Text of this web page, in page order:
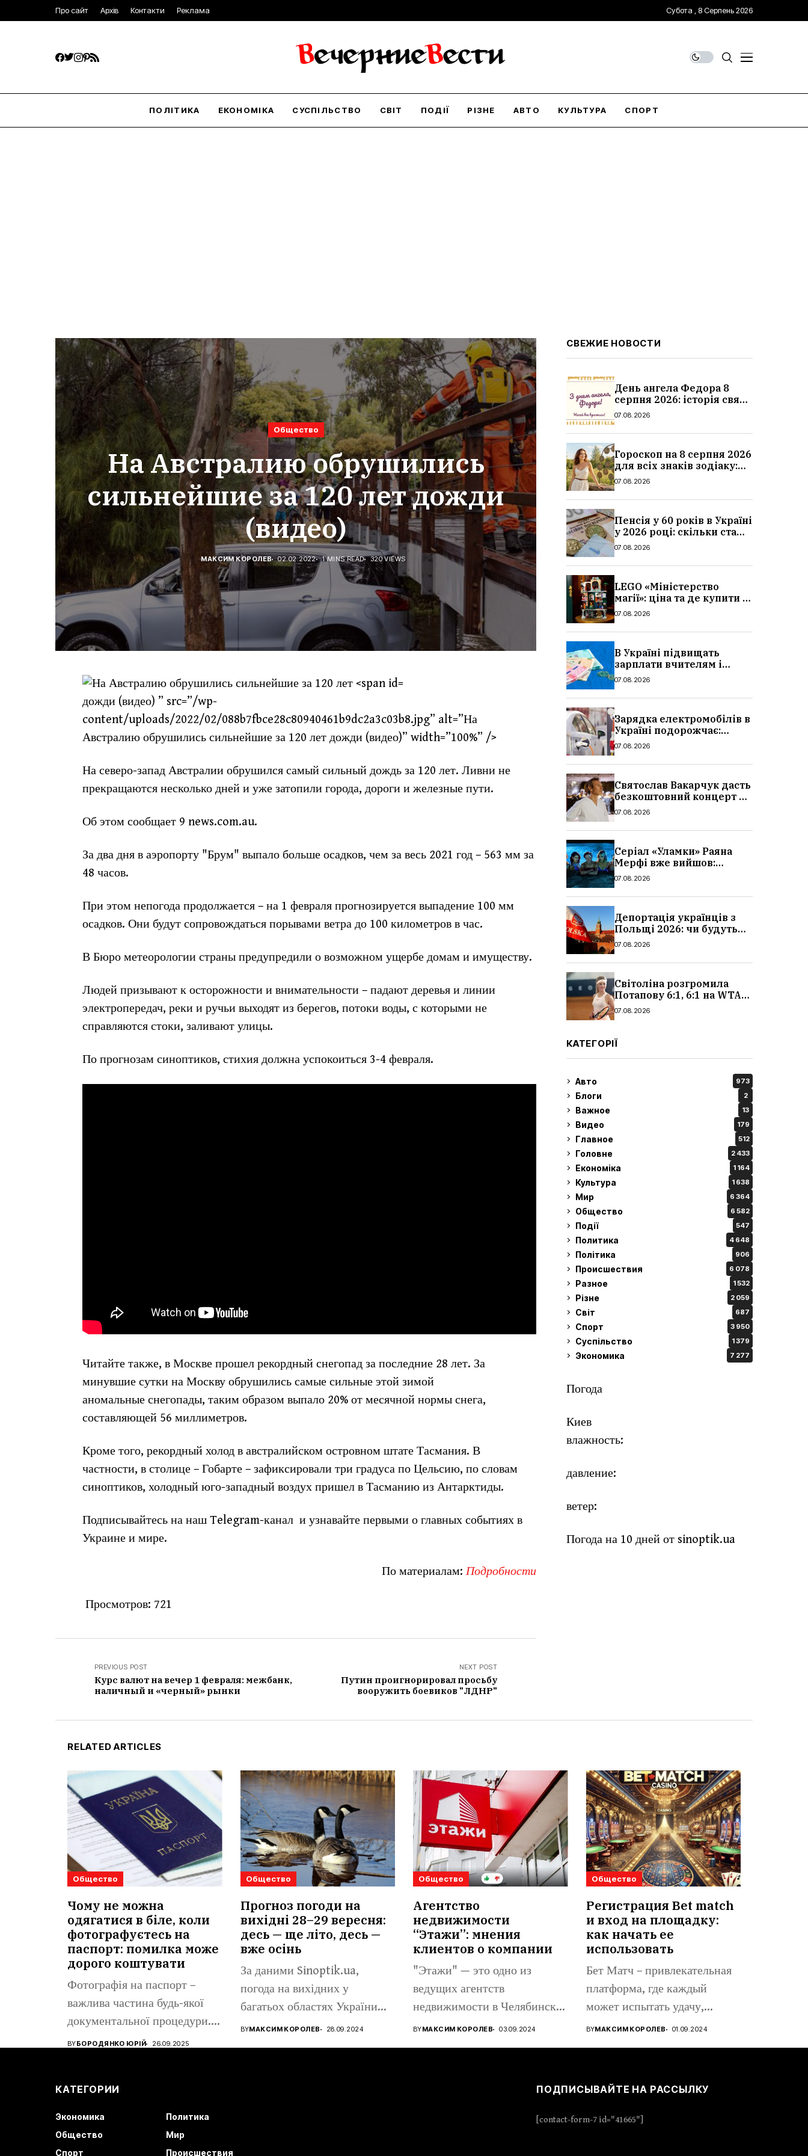
Про сайт Архів Контакти Реклама Субота , 8 Серпень 2026
ПОЛІТИКА ЕКОНОМІКА СУСПІЛЬСТВО СВІТ ПОДІЇ РІЗНЕ АВТО КУЛЬТУРА СПОРТ
Общество
На Австралию обрушились
сильнейшие за 120 лет дожди
(видео)
МАКСИМ КОРОЛЕВ 02.02.2022 1 MINS READ 320 VIEWS
дожди (видео) ” src=”/wp-
content/uploads/2022/02/088b7fbce28c80940461b9dc2a3c03b8.jpg” alt=”На
Австралию обрушились сильнейшие за 120 лет дожди (видео)” width=”100%” />
На северо-запад Австралии обрушился самый сильный дождь за 120 лет. Ливни не
прекращаются несколько дней и уже затопили города, дороги и железные пути.
Об этом сообщает 9 news.com.au.
За два дня в аэропорту "Брум" выпало больше осадков, чем за весь 2021 год – 563 мм за
48 часов.
При этом непогода продолжается – на 1 февраля прогнозируется выпадение 100 мм
осадков. Они будут сопровождаться порывами ветра до 100 километров в час.
В Бюро метеорологии страны предупредили о возможном ущербе домам и имуществу.
Людей призывают к осторожности и внимательности – падают деревья и линии
электропередач, реки и ручьи выходят из берегов, потоки воды, с которыми не
справляются стоки, заливают улицы.
По прогнозам синоптиков, стихия должна успокоиться 3-4 февраля.
Читайте также, в Москве прошел рекордный снегопад за последние 28 лет. За
минувшие сутки на Москву обрушились самые сильные этой зимой
аномальные снегопады, таким образом выпало 20% от месячной нормы снега,
составляющей 56 миллиметров.
Кроме того, рекордный холод в австралийском островном штате Тасмания. В
частности, в столице – Гобарте – зафиксировали три градуса по Цельсию, по словам
синоптиков, холодный юго-западный воздух пришел в Тасманию из Антарктиды.
Подписывайтесь на наш Telegram-канал и узнавайте первыми о главных событиях в
Украине и мире.
По материалам: Подробности
Просмотров: 721
PREVIOUS POST
Курс валют на вечер 1 февраля: межбанк,
наличный и «черный» рынки
NEXT POST
Путин проигнорировал просьбу
вооружить боевиков "ЛДНР"
СВЕЖИЕ НОВОСТИ
День ангела Федора 8
серпня 2026: історія свята,
значення імені,
прозі
07.08.2026
Гороскоп на 8 серпня 2026
для всіх знаків зодіаку:
кохання, гроші та справи
07.08.2026
Пенсія у 60 років в Україні
у 2026 році: скільки стажу
потрібно, умови, кому
07.08.2026
LEGO «Міністерство
магії»: ціна та де купити в
Україні
07.08.2026
В Україні підвищать
зарплати вчителям і
стипендії студентам з 1
суми, розмір
07.08.2026
Зарядка електромобілів в
Україні подорожчає:
причина і нові ціни з
07.08.2026
Святослав Вакарчук дасть
безкоштовний концерт у
Львові: дата і місце
07.08.2026
Серіал «Уламки» Раяна
Мерфі вже вийшов:
сюжет, актори та всі
07.08.2026
Депортація українців з
Польщі 2026: чи будуть
висилати українських
07.08.2026
Світоліна розгромила
Потапову 6:1, 6:1 на WTA
1000 у Торонто
07.08.2026
КАТЕГОРІЇ
Авто 973
Блоги 2
Важное 13
Видео 179
Главное 512
Головне 2 433
Економіка 1 164
Культура 1 638
Мир 6 364
Общество 6 582
Події 547
Политика 4 648
Політика 906
Происшествия 6 078
Разное 1 532
Різне 2 059
Світ 687
Спорт 3 950
Суспільство 1 379
Экономика 7 277
Погода
Киев
влажность:
давление:
ветер:
Погода на 10 дней от sinoptik.ua
RELATED ARTICLES
Общество
Чому не можна
одягатися в біле, коли
фотографуєтесь на
паспорт: помилка може
дорого коштувати
Фотографія на паспорт –
важлива частина будь-якої
документальної процедури.
Від того, наскільки...
BYБОРОДЯНКО ЮРІЙ 26.09.2025
Общество
Прогноз погоди на
вихідні 28–29 вересня:
десь — ще літо, десь —
вже осінь
За даними Sinoptik.ua,
погода на вихідних у
багатьох областях України
все ще...
BYМАКСИМ КОРОЛЕВ 28.09.2024
Общество
Агентство
недвижимости
“Этажи”: мнения
клиентов о компании
"Этажи" — это одно из
ведущих агентств
недвижимости в Челябинске,
предлагающее широкий...
BYМАКСИМ КОРОЛЕВ 03.09.2024
Общество
Регистрация Bet match
и вход на площадку:
как начать ее
использовать
Бет Матч – привлекательная
платформа, где каждый
может испытать удачу,
проявить стратегическое...
BYМАКСИМ КОРОЛЕВ 01.09.2024
КАТЕГОРИИ
Экономика
Политика
Общество
Мир
Спорт
Происшествия
ПОДПИСЫВАЙТЕ НА РАССЫЛКУ
[contact-form-7 id="41665"]